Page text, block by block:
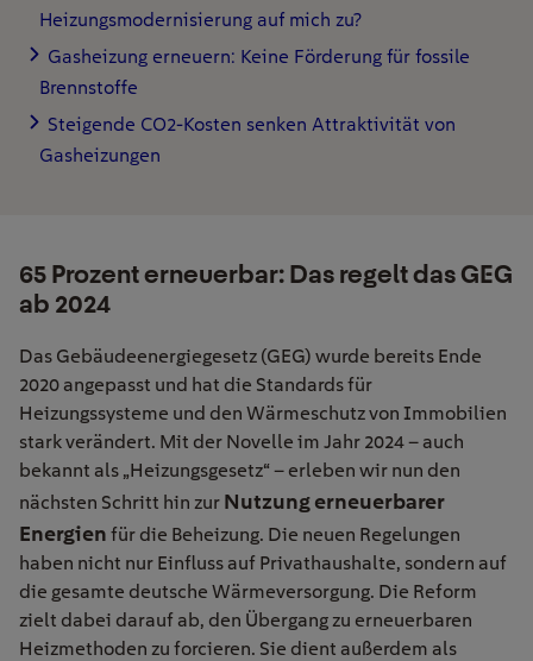
Heizungsmodernisierung auf mich zu?
Gasheizung erneuern: Keine Förderung für fossile
Brennstoffe
Steigende CO2-Kosten senken Attraktivität von
Gasheizungen
65 Prozent erneuerbar: Das regelt das GEG
ab 2024
Das Gebäudeenergiegesetz (GEG) wurde bereits Ende
2020 angepasst und hat die Standards für
Heizungssysteme und den Wärmeschutz von Immobilien
stark verändert. Mit der Novelle im Jahr 2024 – auch
bekannt als „Heizungsgesetz“ – erleben wir nun den
nächsten Schritt hin zur Nutzung erneuerbarer
Energien für die Beheizung. Die neuen Regelungen
haben nicht nur Einfluss auf Privathaushalte, sondern auf
die gesamte deutsche Wärmeversorgung. Die Reform
zielt dabei darauf ab, den Übergang zu erneuerbaren
Heizmethoden zu forcieren. Sie dient außerdem als